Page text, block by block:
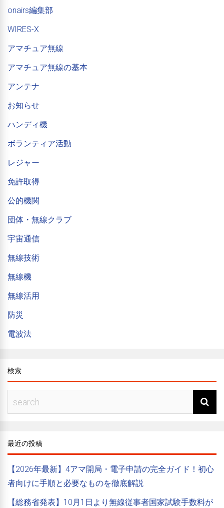
onairs編集部
WIRES-X
アマチュア無線
アマチュア無線の基本
アンテナ
お知らせ
ハンディ機
ボランティア活動
レジャー
免許取得
公的機関
団体・無線クラブ
宇宙通信
無線技術
無線機
無線活用
防災
電波法
検索
最近の投稿
【2026年最新】4アマ開局・電子申請の完全ガイド！初心
者向けに手順と必要なものを徹底解説
【総務省発表】10月1日より無線従事者国家試験手数料が